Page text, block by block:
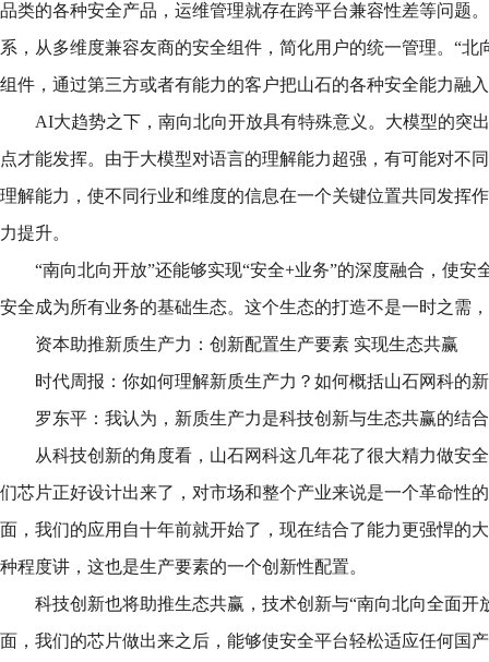
品类的各种安全产品，运维管理就存在跨平台兼容性差等问题
系，从多维度兼容友商的安全组件，简化用户的统一管理。“北
组件，通过第三方或者有能力的客户把山石的各种安全能力融
AI大趋势之下，南向北向开放具有特殊意义。大模型的突
点才能发挥。由于大模型对语言的理解能力超强，有可能对不
理解能力，使不同行业和维度的信息在一个关键位置共同发挥
力提升。
“南向北向开放”还能够实现“安全+业务”的深度融合，使安
安全成为所有业务的基础生态。这个生态的打造不是一时之需
资本助推新质生产力：创新配置生产要素 实现生态共赢
时代周报：你如何理解新质生产力？如何概括山石网科的
罗东平：我认为，新质生产力是科技创新与生态共赢的结
从科技创新的角度看，山石网科这几年花了很大精力做安
们芯片正好设计出来了，对市场和整个产业来说是一个革命性
面，我们的应用自十年前就开始了，现在结合了能力更强悍的
种程度讲，这也是生产要素的一个创新性配置。
科技创新也将助推生态共赢，技术创新与“南向北向全面开
面，我们的芯片做出来之后，能够使安全平台轻松适应任何国